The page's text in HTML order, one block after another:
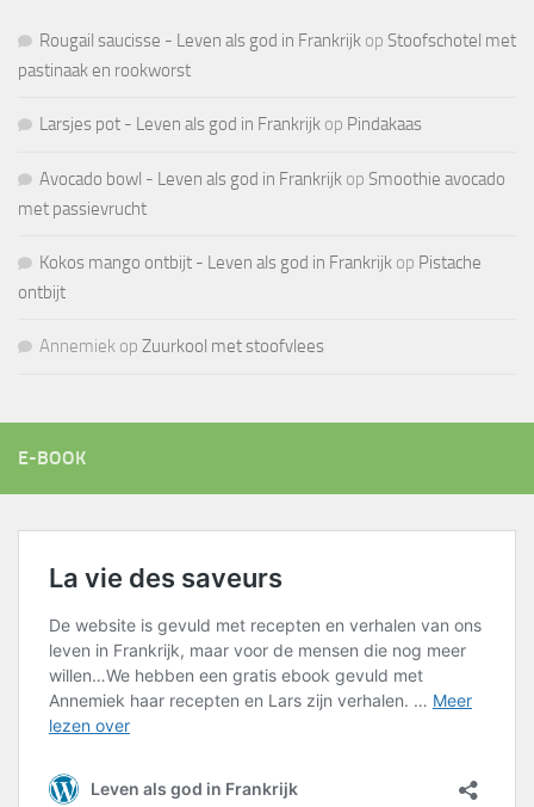
Rougail saucisse - Leven als god in Frankrijk op Stoofschotel met
pastinaak en rookworst
Larsjes pot - Leven als god in Frankrijk op Pindakaas
Avocado bowl - Leven als god in Frankrijk op Smoothie avocado
met passievrucht
Kokos mango ontbijt - Leven als god in Frankrijk op Pistache
ontbijt
Annemiek op Zuurkool met stoofvlees
E-BOOK